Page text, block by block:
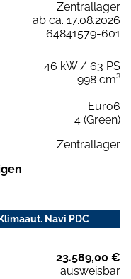
Zentrallager
ab ca. 17.08.2026
64841579-601
46 kW / 63 PS
998 cm³
Euro6
4 (Green)
Zentrallager
Navi PDC
23.589,00 €
ausweisbar